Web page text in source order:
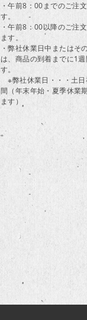
・午前8：00までのご注
す。
・午前8：00以降のご注
ます。
・弊社休業日中またはそ
は、商品の到着までに1
す。
※弊社休業日・・・土
間（年末年始・夏季休業
ます）